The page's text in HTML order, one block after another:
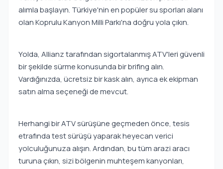
alımla başlayın. Türkiye'nin en popüler su sporları alanı
olan Koprulu Kanyon Milli Parkı'na doğru yola çıkın.
Yolda, Allianz tarafından sigortalanmış ATV'leri güvenli
bir şekilde sürme konusunda bir brifing alın.
Vardığınızda, ücretsiz bir kask alın, ayrıca ek ekipman
satın alma seçeneği de mevcut.
Herhangi bir ATV sürüşüne geçmeden önce, tesis
etrafında test sürüşü yaparak heyecan verici
yolculuğunuza alışın. Ardından, bu tüm arazi aracı
turuna çıkın, sizi bölgenin muhteşem kanyonları,